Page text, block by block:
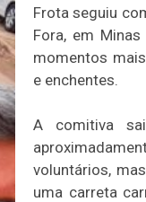
Frota seguiu
Fora, em
momentos
e enchentes.
A comitiva
voluntários,
uma carreta